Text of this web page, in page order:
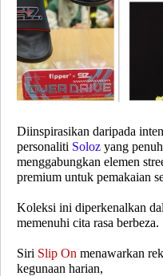
Diinspirasikan daripada
personaliti Soloz yang
menggabungkan elemen
premium untuk pemakaian
Koleksi ini diperkenalkan
memenuhi cita rasa berbeza.
Siri Slip On menawarkan
kegunaan harian,